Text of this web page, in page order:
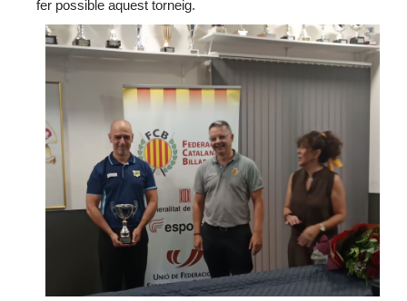
fer possible aquest torneig.